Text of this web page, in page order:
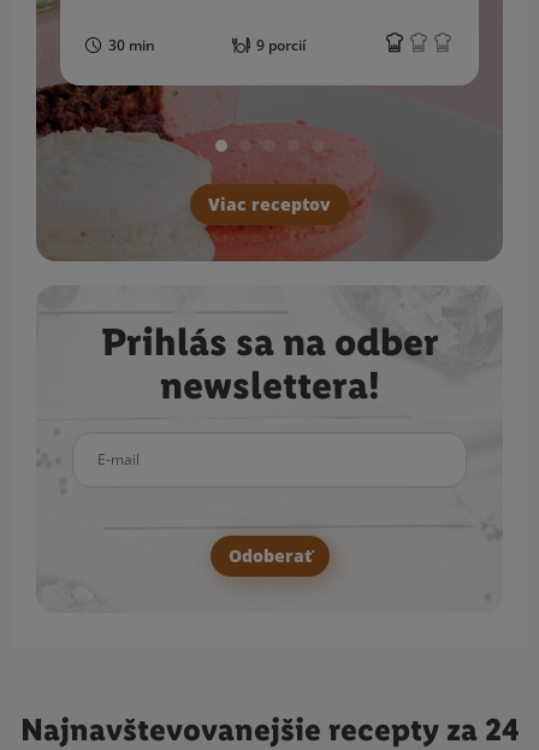
30 min 9 porcií
Viac receptov
Prihlás sa na odber
newslettera!
Odoberať
Najnavštevovanejšie recepty za 24